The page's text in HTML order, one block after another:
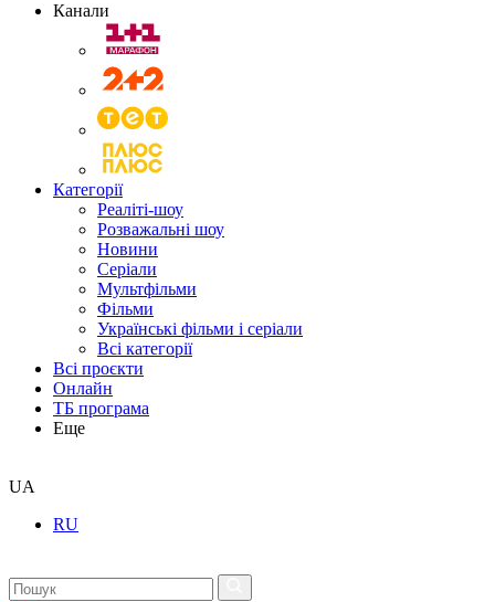
Канали
Категорії
Реаліті-шоу
Розважальні шоу
Новини
Серіали
Мультфільми
Фільми
Українські фільми і серіали
Всі категорії
Всі проєкти
Онлайн
ТБ програма
Еще
UA
RU